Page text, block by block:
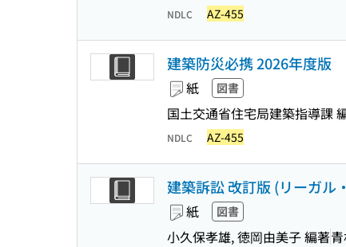
NDLC AZ-455
建築防災必携 2026年度版
紙 図書
国土交通省住宅局建築指導課
NDLC AZ-455
建築訴訟 改訂版 (リーガル
紙 図書
小久保孝雄, 徳岡由美子 編著